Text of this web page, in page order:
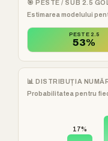
🎯 PESTE / SUB 2.5
Estimarea modelului
PESTE 2.5
53%
📊 DISTRIBUȚIA
Probabilitatea pentru
17%